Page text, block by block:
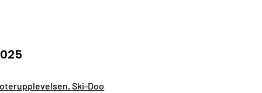
Ski-Doo